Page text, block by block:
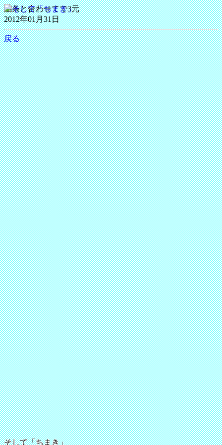
そして「ちまき」
油条と合わせてで3元
2012年01月31日
戻る